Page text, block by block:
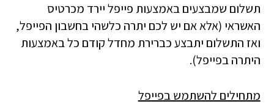
תשלום שמבצעים באמצעות פייפל יירד מכרטיס
האשראי (אלא אם יש לכם יתרה כלשהי בחשבון הפייפל,
ואז התשלום יתבצע כברירת מחדל קודם כל באמצעות
היתרה בפייפל).
מתחילים להשתמש בפייפל